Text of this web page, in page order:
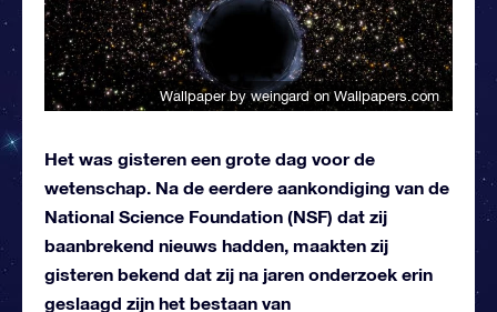
Wallpaper by weingardon Wallpapers.com
Het was gisteren een grote dag voor de
wetenschap. Na de eerdere aankondiging van de
National Science Foundation (NSF) dat zij
baanbrekend nieuws hadden, maakten zij
gisteren bekend dat zij na jaren onderzoek erin
geslaagd zijn het bestaan van